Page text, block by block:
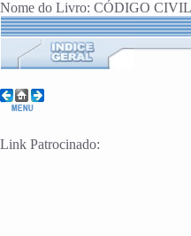
Nome do Livro: CÓDIGO CIVIL
Link Patrocinado: